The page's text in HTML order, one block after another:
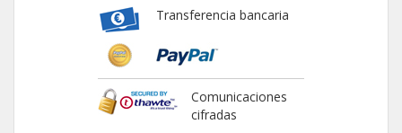
Transferencia bancaria
Comunicaciones
cifradas